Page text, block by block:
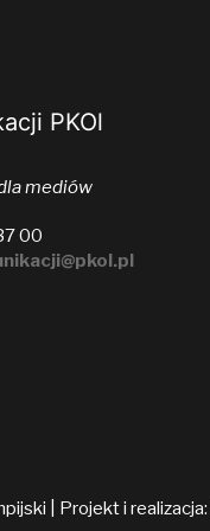
PKOl
mediów
00
| Projekt i realizacja: